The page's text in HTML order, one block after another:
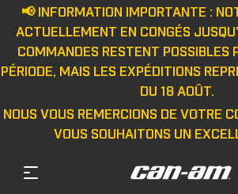
📢 INFORMATION IMPORTANTE :
ACTUELLEMENT EN CONGÉS
COMMANDES RESTENT POSSIBLES
PÉRIODE, MAIS LES EXPÉDITIONS
DU 18 AOÛT.
NOUS VOUS REMERCIONS DE VOTRE
VOUS SOUHAITONS UN